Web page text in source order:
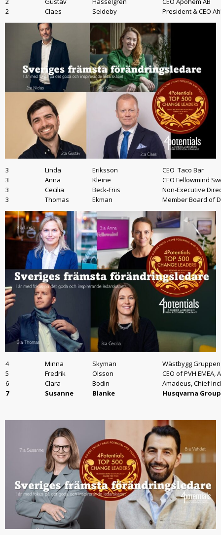
2
Claes Seldeby President & CEO
3 Linda Eriksson
CEO Taco Bar
3
Anna Kleine
CEO Fellowmind
3
Cecilia Beck-Friis
Non-Executive
3
Thomas Ekman Member Board of
4 Minna Skyman
Wästbygg
5
Fredrik Olsson
CEO of PVH EMEA,
6
Clara Bodin
Amadeus, Chief
7
Susanne Blanke Husqvarna